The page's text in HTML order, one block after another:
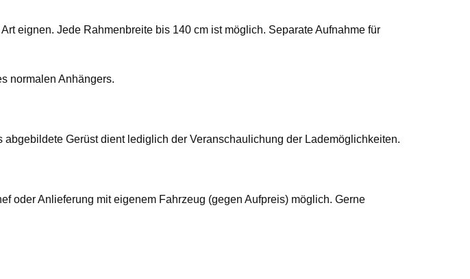
eignen. Jede Rahmenbreite bis 140 cm ist möglich. Separate Aufnahme für
normalen Anhängers.
Gerüst dient lediglich der Veranschaulichung der Lademöglichkeiten.
oder Anlieferung mit eigenem Fahrzeug (gegen Aufpreis) möglich. Gerne